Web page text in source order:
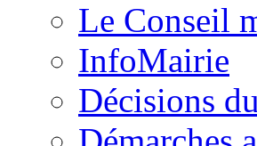
Le Conseil
InfoMairie
Décisions